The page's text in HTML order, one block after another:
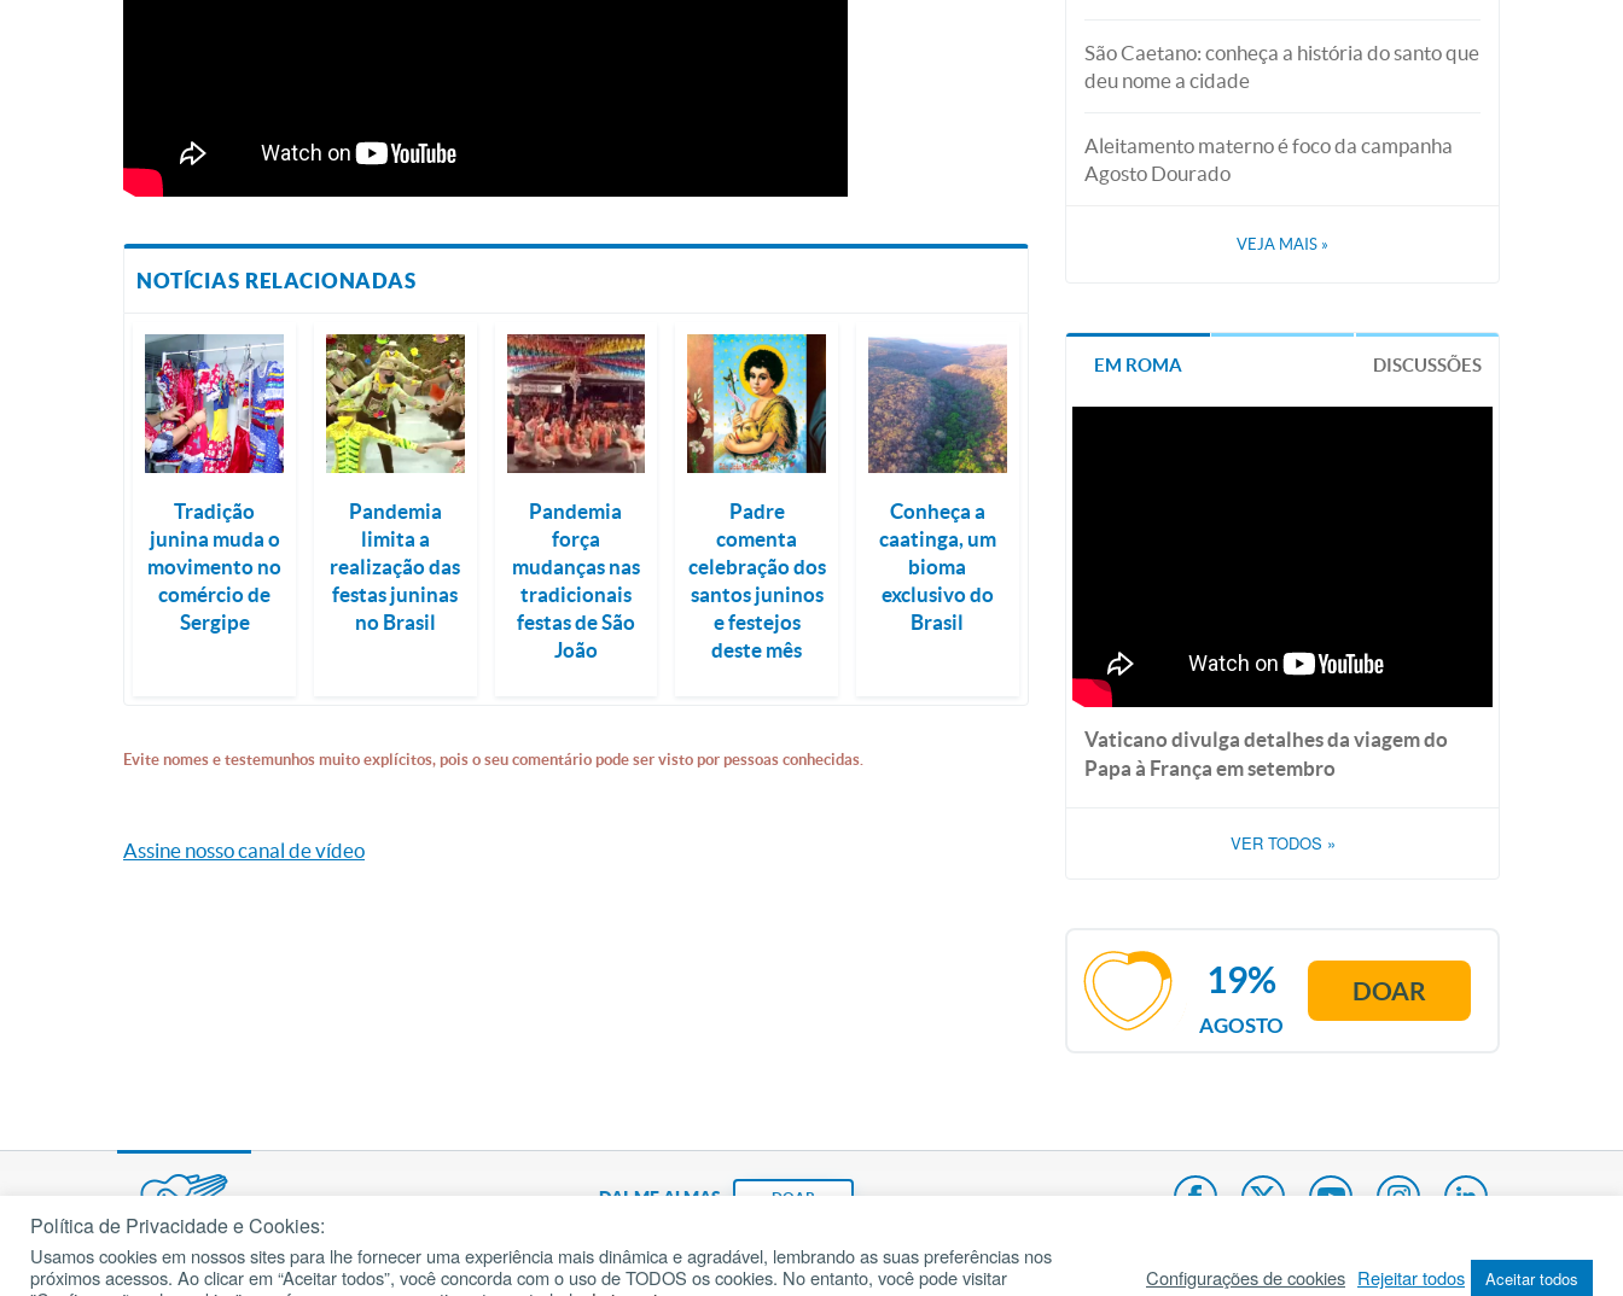
NOTÍCIAS RELACIONADAS
Tradição
junina muda o
movimento no
comércio de
Sergipe
Pandemia
limita a
realização das
festas juninas
no Brasil
Pandemia
força
mudanças nas
tradicionais
festas de São
João
Padre
comenta
celebração dos
santos juninos
e festejos
deste mês
Conheça a
caatinga, um
bioma
exclusivo do
Brasil
Evite nomes e testemunhos muito explícitos, pois o seu comentário pode ser visto por pessoas conhecidas.
Assine nosso canal de vídeo
São Caetano: conheça a história do santo que
deu nome a cidade
Aleitamento materno é foco da campanha
Agosto Dourado
VEJA MAIS »
EM ROMA DISCUSSÕES
Vaticano divulga detalhes da viagem do
Papa à França em setembro
VER TODOS »
AGOSTO
19% DOAR
DAI-ME ALMAS DOAR
Fundação João Paulo II Pedido de Oração Mapa do site Internacional
cancaonova.com© 2002 – 2026
Todos os direitos reservados.
Política de Privacidade e Cookies:
Usamos cookies em nossos sites para lhe fornecer uma experiência mais dinâmica e agradável, lembrando as suas preferências nos
próximos acessos. Ao clicar em “Aceitar todos”, você concorda com o uso de TODOS os cookies. No entanto, você pode visitar
Configurações de cookies Rejeitar todos Aceitar todos